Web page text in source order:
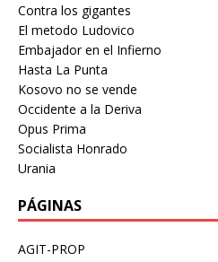
Contra los gigantes
El metodo Ludovico
Embajador en el Infierno
Hasta La Punta
Kosovo no se vende
Occidente a la Deriva
Opus Prima
Socialista Honrado
Urania
PÁGINAS
AGIT-PROP